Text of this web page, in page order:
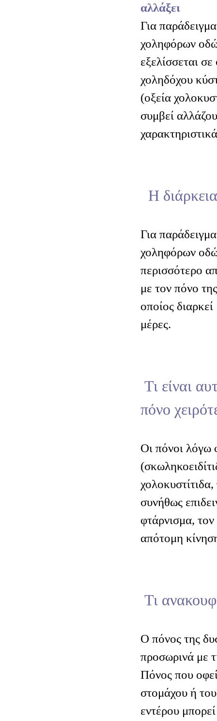
αλλάξει
Για
χοληφόρων
εξελίσσεται
χοληδόχου
(οξεία
συμβεί
Η
Για
χοληφόρων
περισσότερο
με τον πόνο
οποίος
μέρες.
Τι είναι
πόνο
Οι πόνοι λόγω
συνήθως
φτάρνισμα,
απότομη
Τι
Ο πόνος της
προσωρινά με
Πόνος που
στομάχου ή
εντέρου